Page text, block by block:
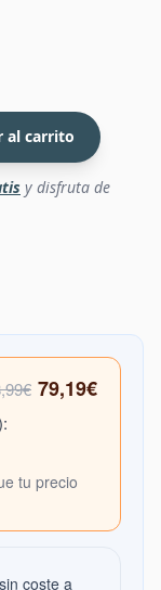
al carrito
y disfruta de
79,19€
tu precio
coste a